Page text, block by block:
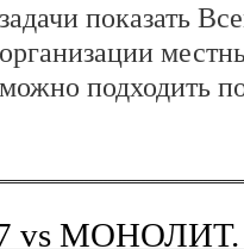
задачи показать
организации
можно подходить